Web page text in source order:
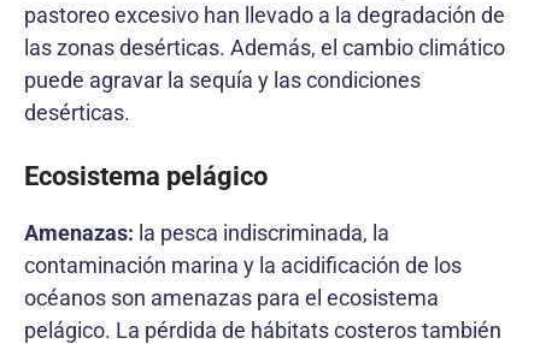
pastoreo excesivo han llevado a la degradación de
las zonas desérticas. Además, el cambio climático
puede agravar la sequía y las condiciones
desérticas.
Ecosistema pelágico
Amenazas: la pesca indiscriminada, la
contaminación marina y la acidificación de los
océanos son amenazas para el ecosistema
pelágico. La pérdida de hábitats costeros también